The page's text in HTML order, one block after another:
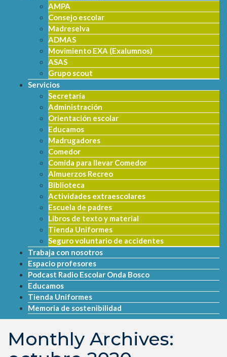
AMPA
Consejo escolar
Madreselva
ADMAS
Movimiento EXA (Exalumnos)
ASAS
Grupo scout
Servicios
Secretaría
Administración
Orientación escolar
Educamos
Madrugadores
Comedor
Comida para llevar Comedor
Almuerzos Recreo
Biblioteca
Actividades extraescolares
Escuela de padres
Libros de texto y material
Tienda Uniformes
Seguro voluntario de accidentes
Trabaja con nosotros
Espacio profesores
Podcast Radio Escolar Onda Bosco
Educamos
Tienda Uniformes
Memoria de sostenibilidad
Monthly Archives: